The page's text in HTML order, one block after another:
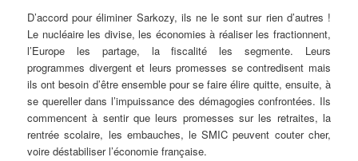
D’accord pour éliminer Sarkozy, ils ne le sont sur rien d’autres !
Le nucléaire les divise, les économies à réaliser les fractionnent,
l’Europe les partage, la fiscalité les segmente. Leurs
programmes divergent et leurs promesses se contredisent mais
ils ont besoin d’être ensemble pour se faire élire quitte, ensuite, à
se quereller dans l’impuissance des démagogies confrontées. Ils
commencent à sentir que leurs promesses sur les retraites, la
rentrée scolaire, les embauches, le SMIC peuvent couter cher,
voire déstabiliser l’économie française.